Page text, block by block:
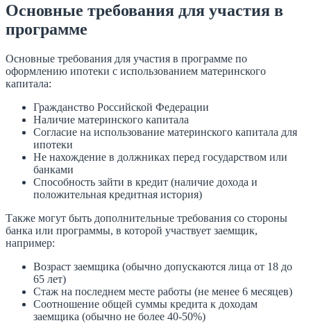
Основные требования для участия в
программе
Основные требования для участия в программе по
оформлению ипотеки с использованием материнского
капитала:
Гражданство Российской Федерации
Наличие материнского капитала
Согласие на использование материнского капитала для
ипотеки
Не нахождение в должниках перед государством или
банками
Способность зайти в кредит (наличие дохода и
положительная кредитная история)
Также могут быть дополнительные требования со стороны
банка или программы, в которой участвует заемщик,
например:
Возраст заемщика (обычно допускаются лица от 18 до
65 лет)
Стаж на последнем месте работы (не менее 6 месяцев)
Соотношение общей суммы кредита к доходам
заемщика (обычно не более 40-50%)